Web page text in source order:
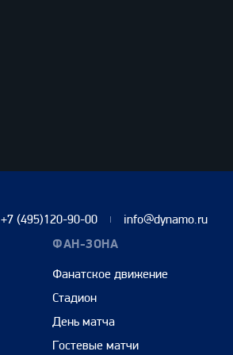
+7 (495)120-90-00 info@dynamo.ru
ФАН-ЗОНА
Фанатское движение
Стадион
День матча
Гостевые матчи